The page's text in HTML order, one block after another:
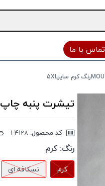
تماس با ما
تیشرت پنبه چاپ MOUTMARTEرنگ کرم سایز5XL
کد محصول:
رنگ: کرم
کرم نسکافه ای